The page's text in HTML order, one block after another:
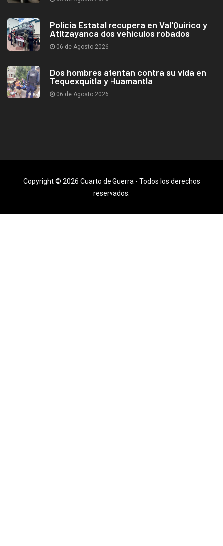
Policía Estatal recupera en Val'Quirico y
Atltzayanca dos vehículos robados
06 de Agosto 2026
Dos hombres atentan contra su vida en
Tequexquitla y Huamantla
06 de Agosto 2026
Copyright © 2026 Cuarto de Guerra - Todos los derechos
reservados.